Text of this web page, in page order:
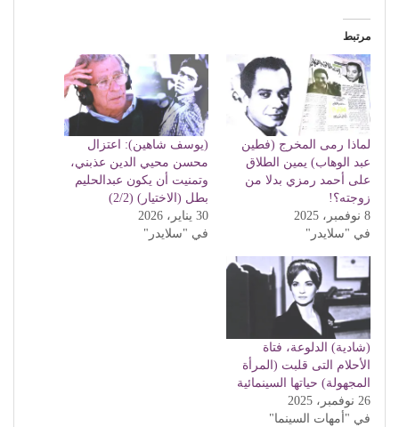
مرتبط
لماذا رمى المخرج (فطين
عبد الوهاب) يمين الطلاق
على أحمد رمزي بدلا من
زوجته؟!
8 نوفمبر، 2025
في "سلايدر"
(يوسف شاهين): اعتزال
محسن محيي الدين عذبني،
وتمنيت أن يكون عبدالحليم
بطل (الاختيار) (2/2)
30 يناير، 2026
في "سلايدر"
(شادية) الدلوعة، فتاة
الأحلام التى قلبت (المرأة
المجهولة) حياتها السينمائية
26 نوفمبر، 2025
في "أمهات السينما"